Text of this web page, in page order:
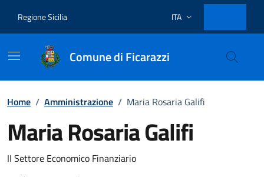
Regione Sicilia Lingua attiva:
ITA
Comune di Ficarazzi
Home / Amministrazione / Maria Rosaria Galifi
Maria Rosaria Galifi
Dettagli del documento
II Settore Economico Finanziario